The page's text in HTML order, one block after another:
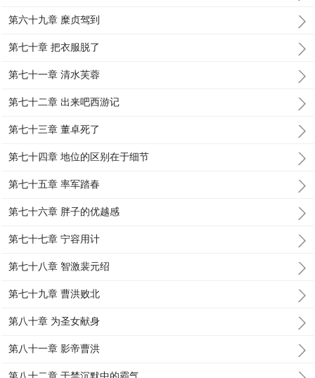
第六十九章 糜贞驾到
第七十章 把衣服脱了
第七十一章 清水芙蓉
第七十二章 出来吧西游记
第七十三章 董卓死了
第七十四章 地位的区别在于细节
第七十五章 率军踏春
第七十六章 胖子的优越感
第七十七章 宁容用计
第七十八章 智激裴元绍
第七十九章 曹洪败北
第八十章 为圣女献身
第八十一章 影帝曹洪